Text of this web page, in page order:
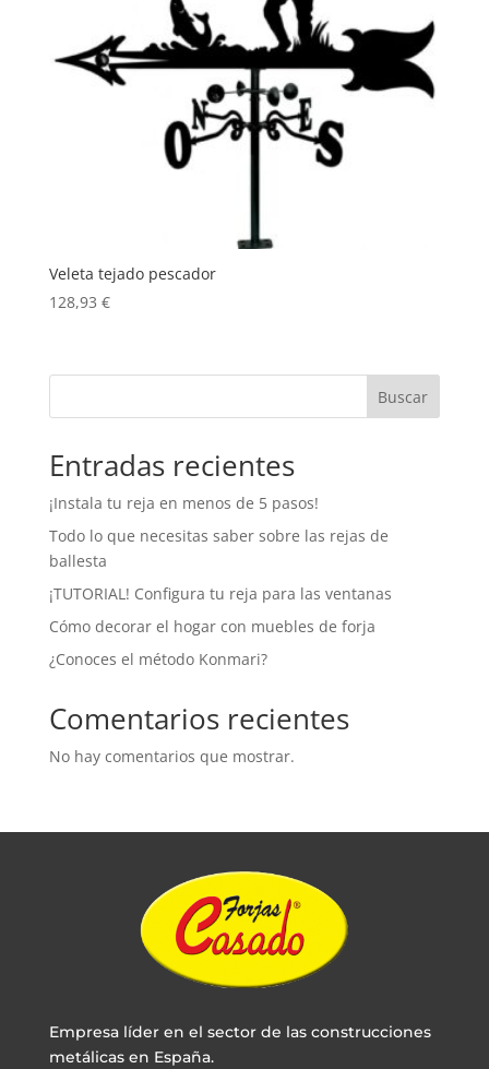
Veleta tejado pescador
128,93 €
Buscar
Entradas recientes
¡Instala tu reja en menos de 5 pasos!
Todo lo que necesitas saber sobre las rejas de
ballesta
¡TUTORIAL! Configura tu reja para las ventanas
Cómo decorar el hogar con muebles de forja
¿Conoces el método Konmari?
Comentarios recientes
No hay comentarios que mostrar.
Empresa líder en el sector de las construcciones
metálicas en España.